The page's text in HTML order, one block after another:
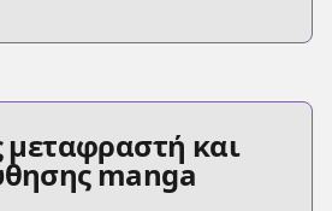
μεταφραστή και
manga